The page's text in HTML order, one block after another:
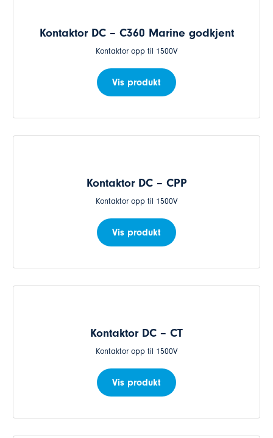
Kontaktor DC – C360 Marine godkjent
Kontaktor opp til 1500V
Vis produkt
Kontaktor DC – CPP
Kontaktor opp til 1500V
Vis produkt
Kontaktor DC – CT
Kontaktor opp til 1500V
Vis produkt